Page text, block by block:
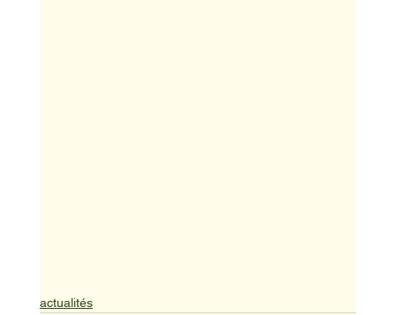
actualités